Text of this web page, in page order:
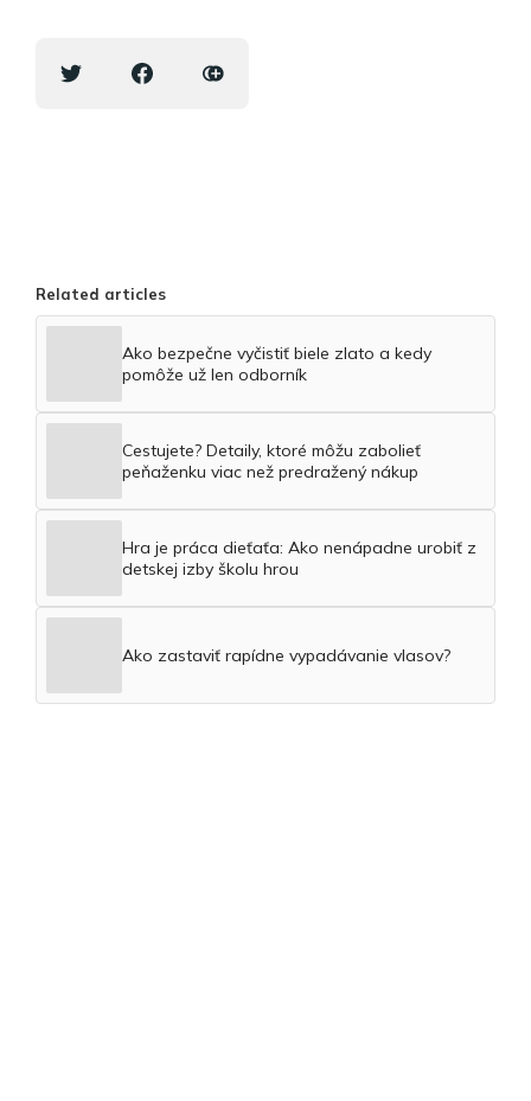
Related articles
Ako bezpečne vyčistiť biele zlato a kedy
pomôže už len odborník
Cestujete? Detaily, ktoré môžu zabolieť
peňaženku viac než predražený nákup
Hra je práca dieťaťa: Ako nenápadne urobiť z
detskej izby školu hrou
Ako zastaviť rapídne vypadávanie vlasov?